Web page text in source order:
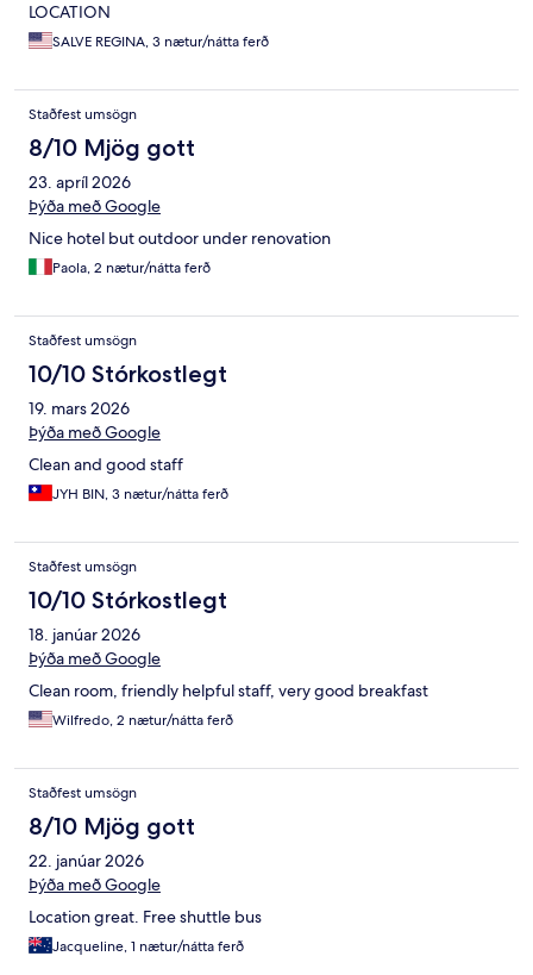
LOCATION
SALVE REGINA, 3 nætur/nátta ferð
Staðfest umsögn
8/10 Mjög gott
23. apríl 2026
Þýða með Google
Nice hotel but outdoor under renovation
Paola, 2 nætur/nátta ferð
Staðfest umsögn
10/10 Stórkostlegt
19. mars 2026
Þýða með Google
Clean and good staff
JYH BIN, 3 nætur/nátta ferð
Staðfest umsögn
10/10 Stórkostlegt
18. janúar 2026
Þýða með Google
Clean room, friendly helpful staff, very good breakfast
Wilfredo, 2 nætur/nátta ferð
Staðfest umsögn
8/10 Mjög gott
22. janúar 2026
Þýða með Google
Location great. Free shuttle bus
Jacqueline, 1 nætur/nátta ferð